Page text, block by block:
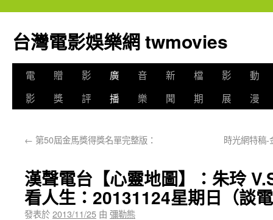
台灣電影娛樂網 twmovies
電
影
贈
獎
影
評
廣
播
音
樂
新
聞
檔
期
影
展
動
漫
← 第50屆金馬獎得獎名單完整版： 時光網特稿-
漢聲電台【心靈地圖】：朱玲
看人生：20131124星期日（談
發表於2013/11/25 由 彌勒熊